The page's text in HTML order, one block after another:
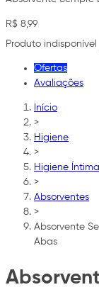
R$ 8,99
Produto indisponível
Ofertas
Avaliações
Início
>
Higiene
>
Higiene
>
Absorventes
>
Absorvente
Abas